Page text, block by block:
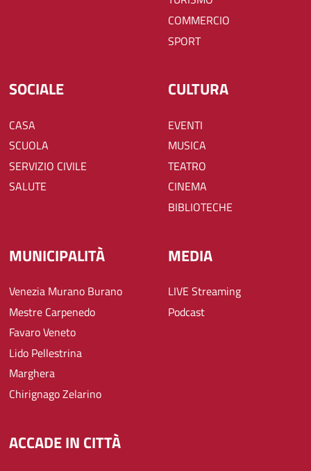
COMMERCIO
SPORT
SOCIALE
CASA
SCUOLA
SERVIZIO CIVILE
SALUTE
CULTURA
EVENTI
MUSICA
TEATRO
CINEMA
BIBLIOTECHE
MUNICIPALITÀ
Venezia Murano Burano
Mestre Carpenedo
Favaro Veneto
Lido Pellestrina
Marghera
Chirignago Zelarino
MEDIA
LIVE Streaming
Podcast
ACCADE IN CITTÀ